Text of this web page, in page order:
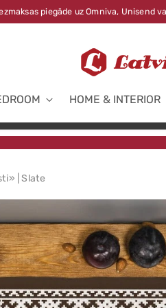
piegāde uz Omniva, Unisend
HOME & INTERIOR
| Slate